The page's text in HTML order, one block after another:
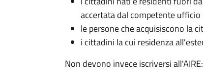
accertata dal competente
le persone che acquisiscono la
i cittadini la cui residenza
Non devono invece iscriversi all'AIRE: